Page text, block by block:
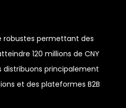
robustes permettant des
120 millions de CNY
distribuons principalement
et des plateformes B2B